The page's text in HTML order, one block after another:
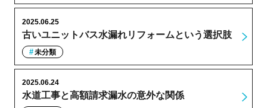
古いユニットバス水漏れリフォームという選択肢
2025.06.25
未分類
水道工事と高額請求漏水の意外な関係
2025.06.24